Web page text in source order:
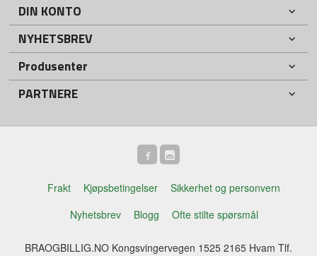
DIN KONTO
NYHETSBREV
Produsenter
PARTNERE
Frakt Kjøpsbetingelser
Sikkerhet og personvern
Nyhetsbrev
Blogg Ofte stilte spørsmål
BRAOGBILLIG.NO Kongsvingervegen 1525 2165 Hvam Tlf.